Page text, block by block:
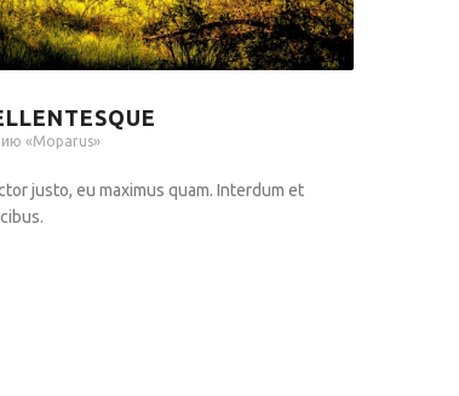
«Moparus»
justo, eu maximus quam. Interdum et